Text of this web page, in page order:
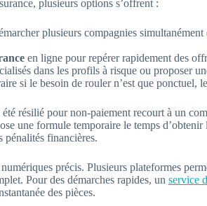
plusieurs options s’offrent :
plusieurs compagnies
en ligne pour repérer rapidement des
dans les profils à risque ou proposer
si le besoin de rouler n’est que ponctuel,
résilié pour non-paiement recourt à un
une formule temporaire le temps
pénalités financières.
précis. Plusieurs plateformes
Pour des démarches rapides, un service
des pièces.